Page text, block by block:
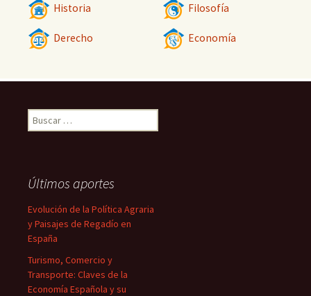
Historia Filosofía
Derecho Economía
Buscar:
Últimos aportes
Evolución de la Política Agraria
y Paisajes de Regadío en
España
Turismo, Comercio y
Transporte: Claves de la
Economía Española y su